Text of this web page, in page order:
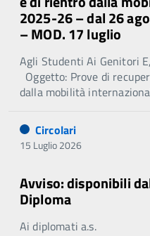
2025-26 – dal 26
– MOD. 17 luglio
Agli Studenti Ai Genitori
Oggetto: Prove di
dalla mobilità
Circolari
15 Luglio 2026
Avviso: disponibili
Diploma
Ai diplomati a.s.